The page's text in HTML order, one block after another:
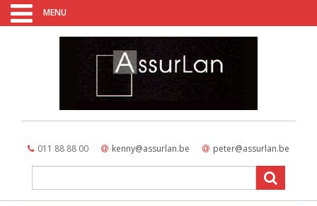
MENU
011 88 88 00 kenny@assurlan.be peter@assurlan.be